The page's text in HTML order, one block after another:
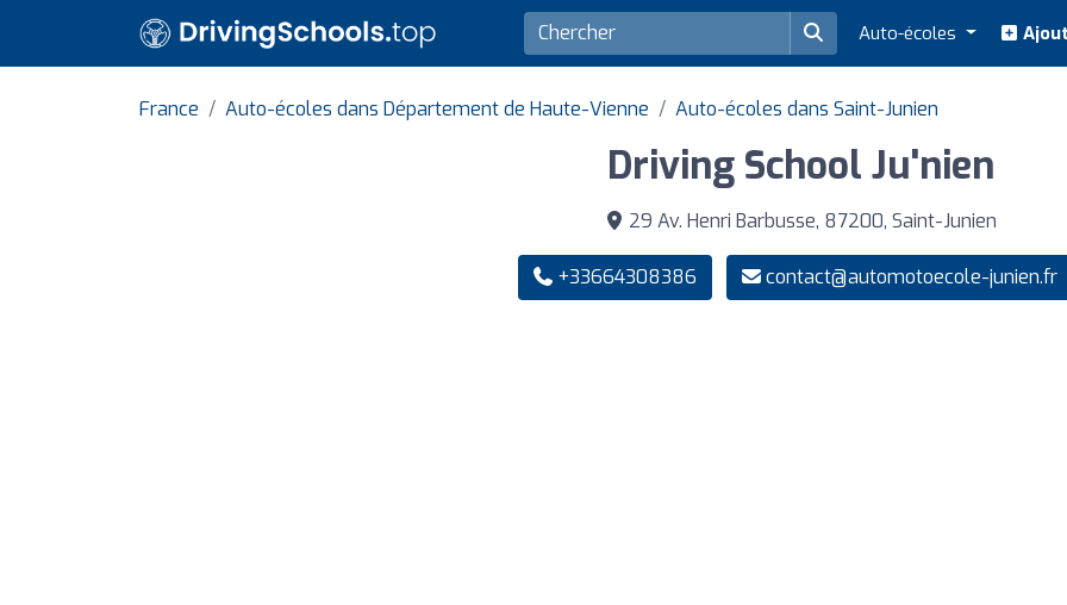
Auto-écoles
France Auto-écoles dans Département de Haute-Vienne Auto-écoles dans Saint-Junien
Driving School Ju'nien
29 Av. Henri Barbusse, 87200, Saint-Junien
+33664308386 contact@automotoecole-junien.fr